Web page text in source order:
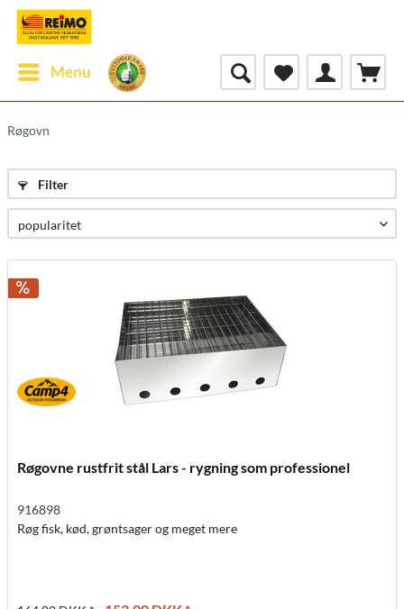
Menu
Røgovn
Filter
Røgovne rustfrit stål Lars - rygning som professionel
916898
Røg fisk, kød, grøntsager og meget mere